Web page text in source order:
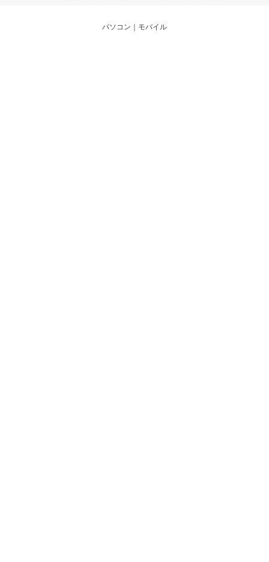
パソコン ｜モバイル